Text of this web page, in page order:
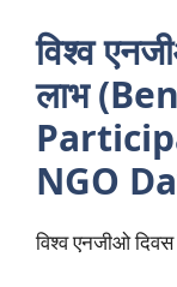
विश्व
लाभ
NGO
विश्व एनजीओ